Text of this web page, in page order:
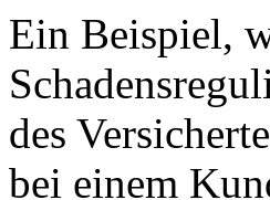
Ein Beispiel,
des
bei einem